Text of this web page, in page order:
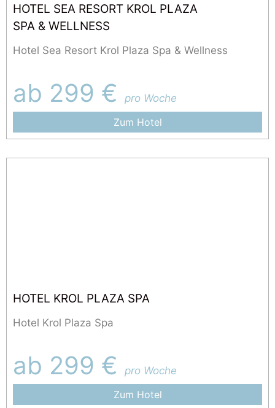
HOTEL SEA RESORT KROL PLAZA
SPA & WELLNESS
Hotel Sea Resort Krol Plaza Spa & Wellness
ab 299 €
pro Woche
Zum Hotel
HOTEL KROL PLAZA SPA
Hotel Krol Plaza Spa
ab 299 €
pro Woche
Zum Hotel